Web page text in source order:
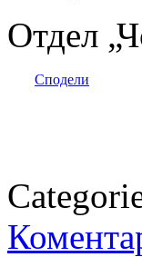
Отдел
Сподели